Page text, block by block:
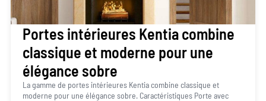
Portes intérieures Kentia combine
classique et moderne pour une
élégance sobre
La gamme de portes intérieures Kentia combine classique et
moderne pour une élégance sobre. Caractéristiques Porte avec